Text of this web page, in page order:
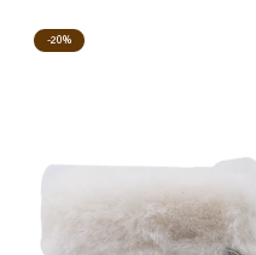
Loafers
Sandale
-20%